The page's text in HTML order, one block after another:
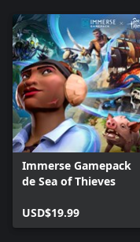
Immerse Gamepack
de Sea of Thieves
USD$19.99